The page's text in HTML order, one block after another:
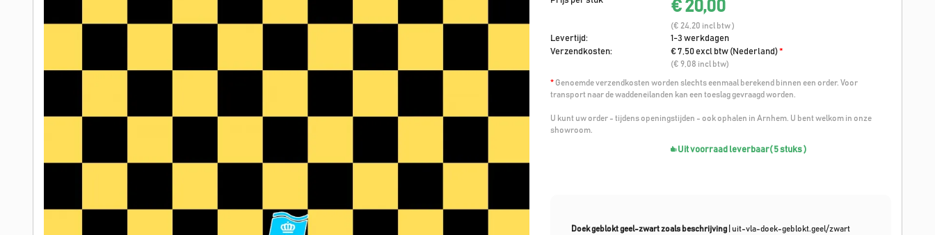
€ 20,00
(€ 24,20 incl btw )
Levertijd:
1-3 werkdagen
Verzendkosten:
€ 7,50 excl btw (Nederland)*
(€ 9,08 incl btw)
* Genoemde verzendkosten worden slechts eenmaal berekend binnen een order. Voor
transport naar de waddeneilanden kan een toeslag gevraagd worden.
U kunt uw order - tijdens openingstijden - ook ophalen in Arnhem. U bent welkom in onze
showroom.
Uit voorraad leverbaar( 5 stuks )
Doek geblokt geel-zwart zoals beschrijving uit-vla-doek-geblokt.geel/zwart